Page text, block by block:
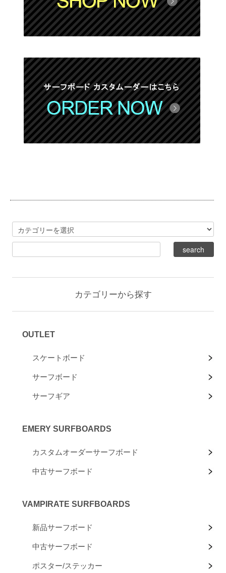
カテゴリーから探す
OUTLET
スケートボード
サーフボード
サーフギア
EMERY SURFBOARDS
カスタムオーダーサーフボード
中古サーフボード
VAMPIRATE SURFBOARDS
新品サーフボード
中古サーフボード
ポスター/ステッカー